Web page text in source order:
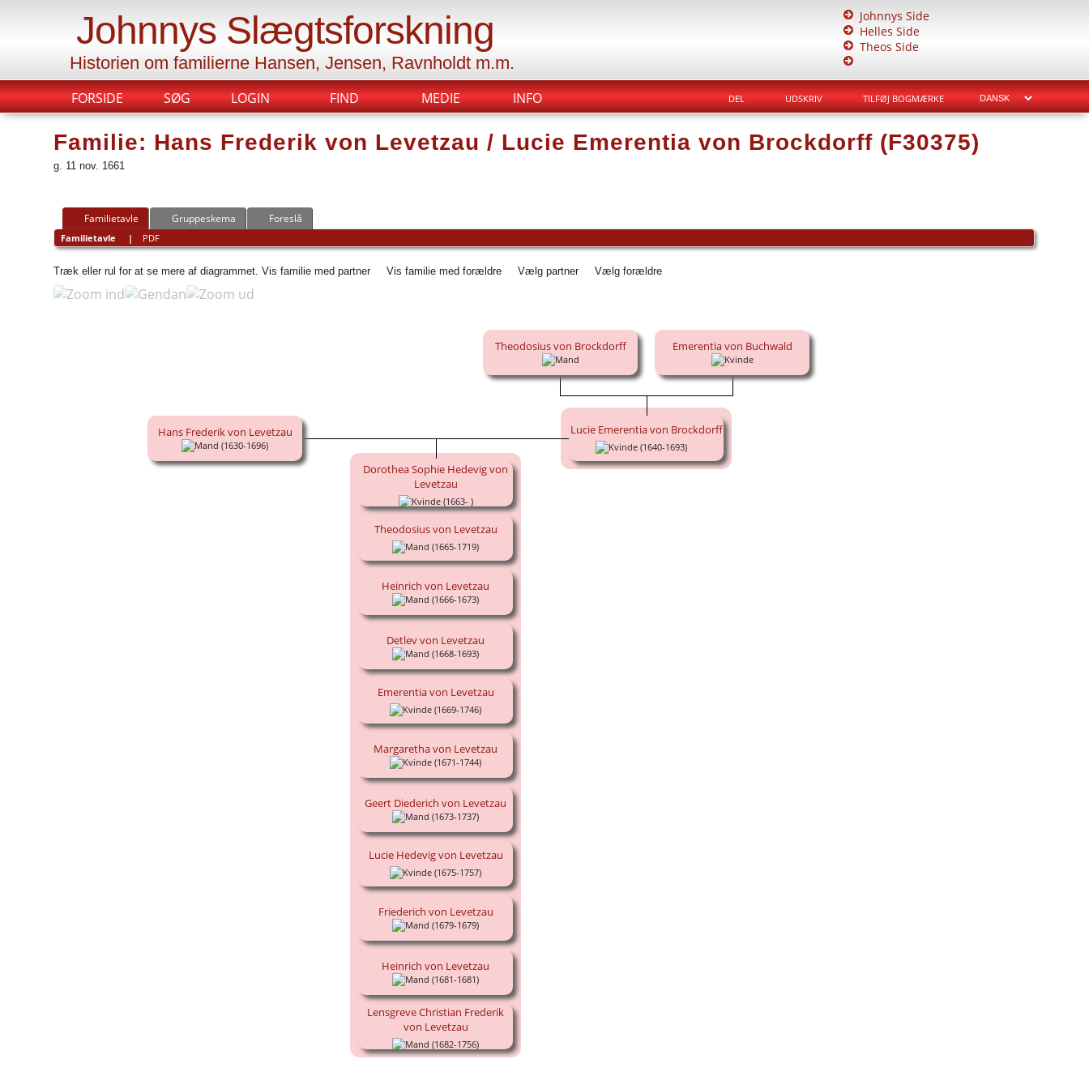
Johnnys Slægtsforskning
Historien om familierne Hansen, Jensen, Ravnholdt m.m.
Johnnys Side
Helles Side
Theos Side
FIND MEDIE INFO
FORSIDE SØG LOGIN DEL UDSKRIV TILFØJ BOGMÆRKE
Familie: Hans Frederik von Levetzau / Lucie Emerentia von Brockdorff (F30375)
g. 11 nov. 1661
Familietavle Gruppeskema Foreslå
Familietavle | PDF
Træk eller rul for at se mere af diagrammet. Vis familie med partner Vis familie med forældre Vælg partner Vælg forældre
Theodosius von Brockdorff Emerentia von Buchwald
Hans Frederik von Levetzau
(1630-1696)
Lucie Emerentia von Brockdorff
(1640-1693)
Dorothea Sophie Hedevig von
Levetzau
(1663- )
Theodosius von Levetzau
(1665-1719)
Heinrich von Levetzau
(1666-1673)
Detlev von Levetzau
(1668-1693)
Emerentia von Levetzau
(1669-1746)
Margaretha von Levetzau
(1671-1744)
Geert Diederich von Levetzau
(1673-1737)
Lucie Hedevig von Levetzau
(1675-1757)
Friederich von Levetzau
(1679-1679)
Heinrich von Levetzau
(1681-1681)
Lensgreve Christian Frederik
von Levetzau
(1682-1756)